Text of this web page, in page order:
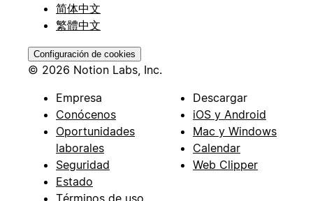
简体中文
繁體中文
Configuración de cookies
© 2026 Notion Labs, Inc.
Empresa
Conócenos
Oportunidades
laborales
Seguridad
Estado
Términos de uso
Descargar
iOS y Android
Mac y Windows
Calendar
Web Clipper